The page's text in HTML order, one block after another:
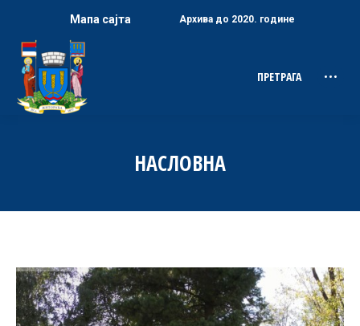
Мапа сајта Архива до 2020. године
Search:
ПРЕТРАГА
НАСЛОВНА